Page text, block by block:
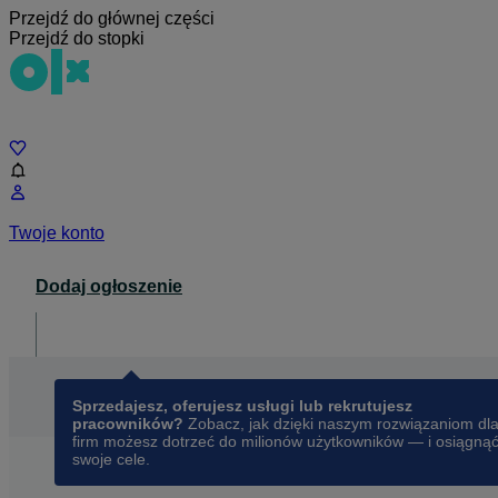
Przejdź do głównej części
Przejdź do stopki
Twoje konto
Dodaj ogłoszenie
Sprzedajesz, oferujesz usługi lub rekrutujesz
pracowników? Zobacz, jak dzięki naszym rozwiązaniom dla
firm możesz dotrzeć do milionów użytkowników — i osiągnąć
swoje cele.